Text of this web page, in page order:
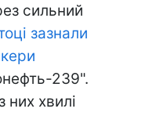
сильний
зазнали
239".
хвилі